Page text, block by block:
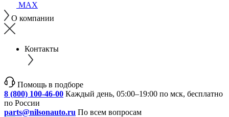
MAX
О компании
Контакты
Помощь в подборе
8 (800) 100-46-00 Каждый день, 05:00–19:00 по мск, бесплатно
по России
parts@nilsonauto.ru По всем вопросам